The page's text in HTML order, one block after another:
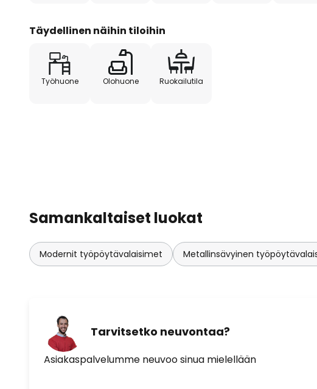
Täydellinen näihin tiloihin
Työhuone Olohuone Ruokailutila
Samankaltaiset luokat
Modernit työpöytävalaisimet Metallinsävyinen
Tarvitsetko neuvontaa?
Asiakaspalvelumme neuvoo sinua mielellään